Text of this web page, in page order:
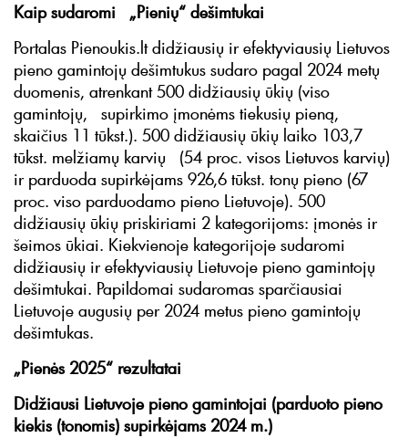
Kaip sudaromi „Pienių“ dešimtukai
Portalas Pienoukis.lt didžiausių ir efektyviausių Lietuvos
pieno gamintojų dešimtukus sudaro pagal 2024 metų
duomenis, atrenkant 500 didžiausių ūkių (viso
gamintojų, supirkimo įmonėms tiekusių pieną,
skaičius 11 tūkst.). 500 didžiausių ūkių laiko 103,7
tūkst. melžiamų karvių (54 proc. visos Lietuvos karvių)
ir parduoda supirkėjams 926,6 tūkst. tonų pieno (67
proc. viso parduodamo pieno Lietuvoje). 500
didžiausių ūkių priskiriami 2 kategorijoms: įmonės ir
šeimos ūkiai. Kiekvienoje kategorijoje sudaromi
didžiausių ir efektyviausių Lietuvoje pieno gamintojų
dešimtukai. Papildomai sudaromas sparčiausiai
Lietuvoje augusių per 2024 metus pieno gamintojų
dešimtukas.
„Pienės 2025“ rezultatai
Didžiausi Lietuvoje pieno gamintojai (parduoto pieno
kiekis (tonomis) supirkėjams 2024 m.)